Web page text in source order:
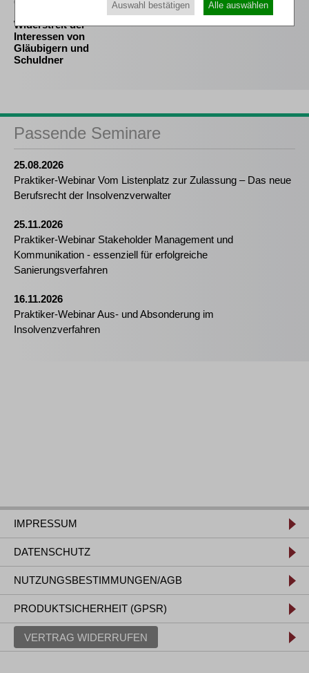
Insolvenzverwalters im
Widerstreit der
Interessen von
Gläubigern und
Schuldner
Passende Seminare
25.08.2026
Praktiker-Webinar Vom Listenplatz zur Zulassung – Das neue
Berufsrecht der Insolvenzverwalter
25.11.2026
Praktiker-Webinar Stakeholder Management und
Kommunikation - essenziell für erfolgreiche
Sanierungsverfahren
16.11.2026
Praktiker-Webinar Aus- und Absonderung im
Insolvenzverfahren
IMPRESSUM
DATENSCHUTZ
NUTZUNGSBESTIMMUNGEN/AGB
PRODUKTSICHERHEIT (GPSR)
VERTRAG WIDERRUFEN
Auswahl bestätigen Alle auswählen